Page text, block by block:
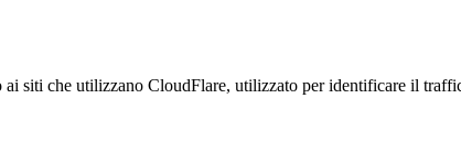
ai siti che utilizzano CloudFlare, utilizzato per identificare il